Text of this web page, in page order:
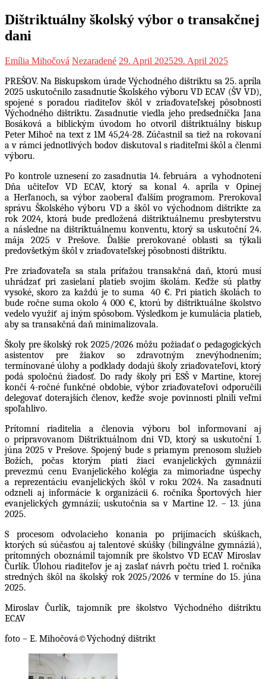
Dištriktuálny školský výbor o transakčnej
dani
Emília Mihočová Nezaradené 29. April 202529. April 2025
PREŠOV. Na Biskupskom úrade Východného dištriktu sa 25. apríla
2025 uskutočnilo zasadnutie Školského výboru VD ECAV (ŠV VD),
spojené s poradou riaditeľov škôl v zriaďovateľskej pôsobnosti
Východného dištriktu. Zasadnutie viedla jeho predsedníčka Jana
Bosáková a biblickým úvodom ho otvoril dištriktuálny biskup
Peter Mihoč na text z 1M 45,24-28. Zúčastnil sa tiež na rokovaní
a v rámci jednotlivých bodov diskutoval s riaditeľmi škôl a členmi
výboru.
Po kontrole uznesení zo zasadnutia 14. februára
a vyhodnotení
Dňa učiteľov VD ECAV, ktorý sa konal 4. apríla v Opinej
a Herľanoch, sa výbor zaoberal ďalším programom. Prerokoval
správu Školského výboru VD a škôl vo východnom dištrikte za
rok 2024, ktorá bude predložená dištriktuálnemu presbyterstvu
a následne na dištriktuálnemu konventu, ktorý sa uskutoční 24.
mája 2025 v Prešove. Ďalšie prerokované oblasti sa týkali
predovšetkým škôl v zriaďovateľskej pôsobnosti dištriktu.
Pre zriaďovateľa sa stala príťažou transakčná daň, ktorú musí
uhrádzať pri zasielaní platieb svojim školám. Keďže sú platby
vysoké, skoro za každú je to suma
40 €. Pri piatich školách to
bude ročne suma okolo 4 000 €, ktorú by dištriktuálne školstvo
vedelo využiť aj iným spôsobom. Výsledkom je kumulácia platieb,
aby sa transakčná daň minimalizovala.
Školy pre školský rok 2025/2026 môžu požiadať o pedagogických
asistentov pre žiakov so zdravotným znevýhodnením;
termínované úlohy a podklady dodajú školy zriaďovateľovi, ktorý
podá spoločnú žiadosť.Do rady školy pri ESŠ v Martine, ktorej
končí 4-ročné funkčné obdobie, výbor zriaďovateľovi odporučili
delegovať doterajších členov, keďže svoje povinnosti plnili veľmi
spoľahlivo.
Prítomní riaditelia a členovia výboru bol informovaní aj
o pripravovanom Dištriktuálnom dni VD, ktorý sa uskutoční 1.
júna 2025 v Prešove. Spojený bude s priamym prenosom služieb
Božích, počas ktorým piati žiaci evanjelických gymnázií
prevezmú cenu Evanjelického kolégia za mimoriadne úspechy
a reprezentáciu evanjelických škôl v roku 2024. Na zasadnutí
odzneli aj informácie k organizácii 6. ročníka Športových hier
evanjelických gymnázií; uskutočnia sa v Martine 12. – 13. júna
2025.
S procesom odvolacieho konania po prijímacích skúškach,
ktorých sú súčasťou aj talentové skúšky (bilingválne gymnáziá),
prítomných oboznámil tajomník pre školstvo VD ECAV Miroslav
Čurlík. Úlohou riaditeľov je aj zaslať návrh počtu tried 1. ročníka
stredných škôl na školský rok 2025/2026 v termíne do 15. júna
2025.
Miroslav Čurlík, tajomník pre školstvo Východného dištriktu
ECAV
foto – E. Mihočová©Východný dištrikt